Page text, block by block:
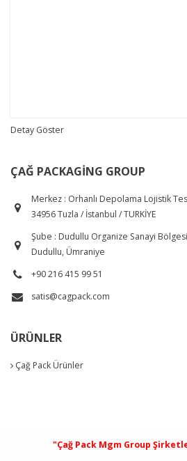
Detay Göster
ÇAĞ PACKAGING GROUP
Merkez : Orhanlı Depolama Lojistik
34956 Tuzla / İstanbul / TURKİYE
Şube : Dudullu Organize Sanayi
Dudullu, Ümraniye
+90 216 415 99 51
satis@cagpack.com
ÜRÜNLER
Çağ Pack Ürünler
"Çağ Pack Mgm Group